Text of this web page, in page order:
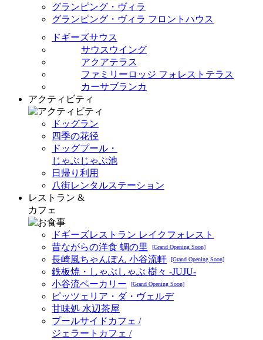
グランピング・ヴィラ
グランピング・ヴィラ フロントハウス
ドギーズサウス
サウスウイング
アクアテラス
ファミリーロッジ フォレストテラス
カーサブランカ
アクティビティ
ドッグラン
四季の花径
ドッグプール・
じゃぶじゃぶ池
日帰り利用
八街レンタルステーション
レストラン &
カフェ
ドギーズレストラン レイクフォレスト
昔ながらの洋食 蜩の里
[Grand Opening Soon]
長崎風ちゃんぽん 小谷流軒 [Grand Opening Soon]
鉄板焼・しゃぶしゃぶ 樹々 -JUJU-
小谷流ベーカリー
[Grand Opening Soon]
ピッツェリア・ダ・ヴェルデ
甘味処 水辺茶屋
プールサイドカフェ /
ジェラートカフェ /